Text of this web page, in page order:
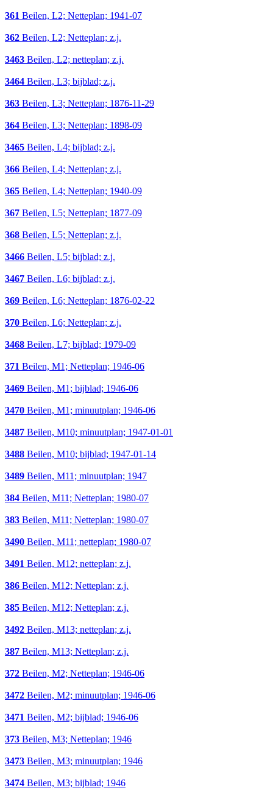
361 Beilen, L2; Netteplan; 1941-07
362 Beilen, L2; Netteplan; z.j.
3463 Beilen, L2; netteplan; z.j.
3464 Beilen, L3; bijblad; z.j.
363 Beilen, L3; Netteplan; 1876-11-29
364 Beilen, L3; Netteplan; 1898-09
3465 Beilen, L4; bijblad; z.j.
366 Beilen, L4; Netteplan; z.j.
365 Beilen, L4; Netteplan; 1940-09
367 Beilen, L5; Netteplan; 1877-09
368 Beilen, L5; Netteplan; z.j.
3466 Beilen, L5; bijblad; z.j.
3467 Beilen, L6; bijblad; z.j.
369 Beilen, L6; Netteplan; 1876-02-22
370 Beilen, L6; Netteplan; z.j.
3468 Beilen, L7; bijblad; 1979-09
371 Beilen, M1; Netteplan; 1946-06
3469 Beilen, M1; bijblad; 1946-06
3470 Beilen, M1; minuutplan; 1946-06
3487 Beilen, M10; minuutplan; 1947-01-01
3488 Beilen, M10; bijblad; 1947-01-14
3489 Beilen, M11; minuutplan; 1947
384 Beilen, M11; Netteplan; 1980-07
383 Beilen, M11; Netteplan; 1980-07
3490 Beilen, M11; netteplan; 1980-07
3491 Beilen, M12; netteplan; z.j.
386 Beilen, M12; Netteplan; z.j.
385 Beilen, M12; Netteplan; z.j.
3492 Beilen, M13; netteplan; z.j.
387 Beilen, M13; Netteplan; z.j.
372 Beilen, M2; Netteplan; 1946-06
3472 Beilen, M2; minuutplan; 1946-06
3471 Beilen, M2; bijblad; 1946-06
373 Beilen, M3; Netteplan; 1946
3473 Beilen, M3; minuutplan; 1946
3474 Beilen, M3; bijblad; 1946